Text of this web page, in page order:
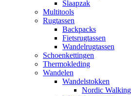
Slaapzak
Multitools
Rugtassen
Backpacks
Fietsrugtassen
Wandelrugtassen
Schoenkettingen
Thermokleding
Wandelen
Wandelstokken
Nordic